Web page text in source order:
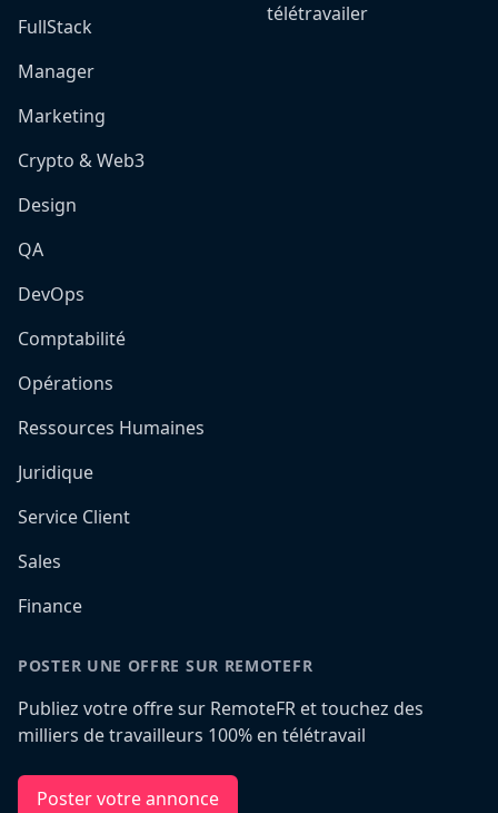
FullStack
Manager
Marketing
Crypto & Web3
Design
QA
DevOps
Comptabilité
Opérations
Ressources Humaines
Juridique
Service Client
Sales
Finance
télétravailer
POSTER UNE OFFRE SUR REMOTEFR
Publiez votre offre sur RemoteFR et touchez des
milliers de travailleurs 100% en télétravail
Poster votre annonce